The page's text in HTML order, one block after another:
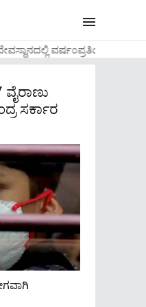
ವರ್ಷ೦ಪ್ರತಿಯ
ಸರ್ಕಾರ